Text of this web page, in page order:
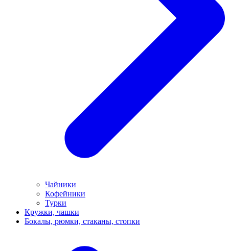
Чайники
Кофейники
Турки
Кружки, чашки
Бокалы, рюмки, стаканы, стопки